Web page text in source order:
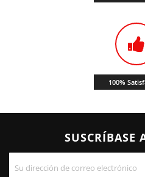
100%
SUSCRÍBASE